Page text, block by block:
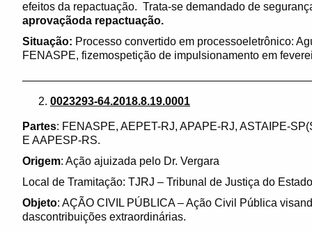
efeitos da repactuação. Trata-se demandado de
aprovaçãoda repactuação.
Situação: Processo convertido em processoeletrônico:
FENASPE, fizemospetição de impulsionamento em
0023293-64.2018.8.19.0001
Partes: FENASPE, AEPET-RJ, APAPE-RJ, ASTAIPE-
E AAPESP-RS.
Origem: Ação ajuizada pelo Dr. Vergara
Local de Tramitação: TJRJ – Tribunal de Justiça do
Objeto: AÇÃO CIVIL PÚBLICA – Ação Civil Pública
dascontribuições extraordinárias.